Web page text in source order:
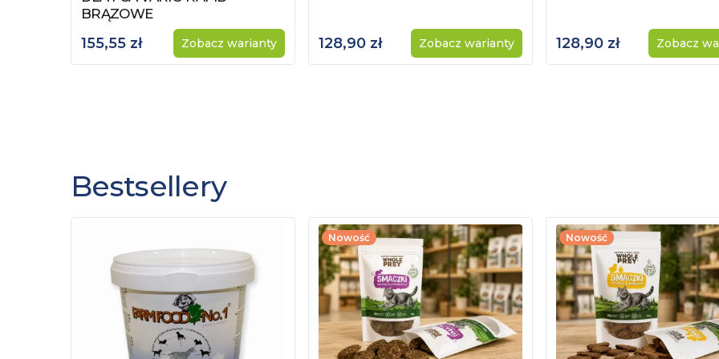
BRĄZOWE
155,55 zł Zobacz warianty 128,90 zł Zobacz warianty 128,90 zł Zobacz
Bestsellery
Nowość Nowość